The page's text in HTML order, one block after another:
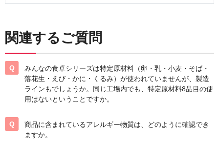
関連するご質問
みんなの食卓シリーズは特定原材料（卵・乳・小麦・そば・
落花生・えび・かに・くるみ）が使われていませんが、製造
ラインもでしょうか。同じ工場内でも、特定原材料8品目の使
用はないということですか。
商品に含まれているアレルギー物質は、どのように確認でき
ますか。